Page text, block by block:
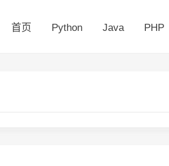
首页 Python Java PHP